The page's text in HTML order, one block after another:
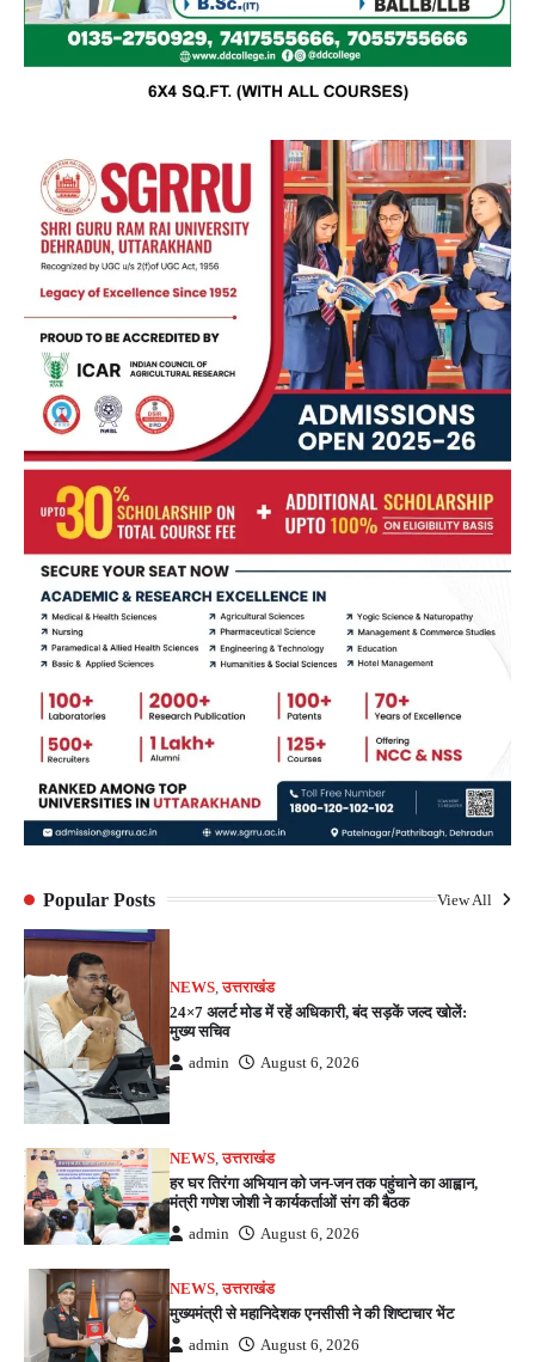
Popular Posts View All
NEWS,उत्तराखंड
24×7 अलर्ट मोड में रहें अधिकारी, बंद सड़कें जल्द खोलें:
मुख्य सचिव
admin August 6, 2026
NEWS ,उत्तराखंड
हर घर तिरंगा अभियान को जन-जन तक पहुंचाने का आह्वान,
मंत्री गणेश जोशी ने कार्यकर्ताओं संग की बैठक
admin August 6, 2026
NEWS,उत्तराखंड
मुख्यमंत्री से महानिदेशक एनसीसी ने की शिष्टाचार भेंट
admin August 6, 2026